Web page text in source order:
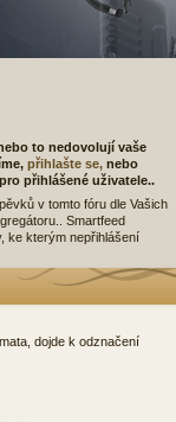
to nedovolují vaše
přihlašte se, nebo
přihlášené uživatele..
v tomto fóru dle Vašich
Smartfeed
ke kterým nepřihlášení
dojde k odznačení